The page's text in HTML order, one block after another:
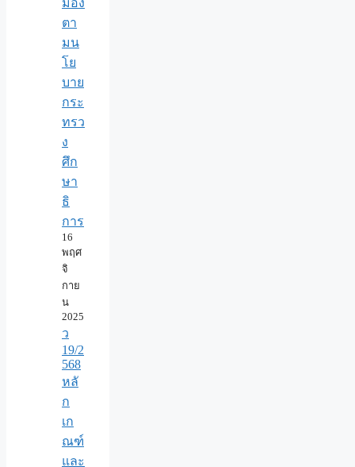
ตา
มน
โย
บาย
กระ
ทรว
ง
ศึก
ษา
ธิ
การ
16
พฤศ
จิ
กาย
น
2025
ว
19/2
568
หลั
ก
เก
ณฑ์
และ